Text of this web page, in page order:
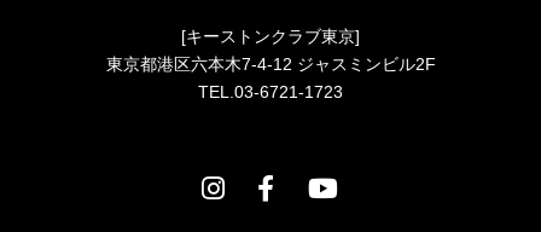
[キーストンクラブ東京]
東京都港区六本木7-4-12 ジャスミンビル2F
TEL.03-6721-1723